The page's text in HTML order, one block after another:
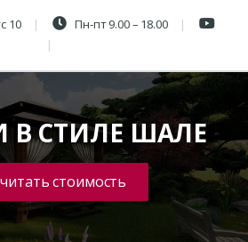
10 Пн-пт 9.00 – 18.00
В СТИЛЕ ШАЛЕ
стоимость